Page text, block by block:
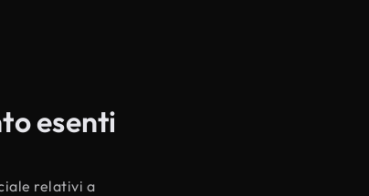
esenti
relativi a